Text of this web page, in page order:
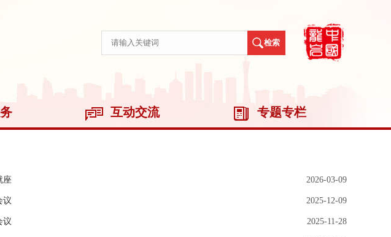
互动交流 专题专栏
2026-03-09
座
2025-12-09
议
2025-11-28
议